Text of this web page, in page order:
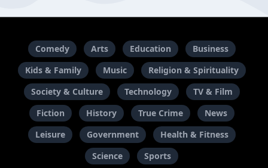
Comedy Arts Education
Business
Kids & Family
Music
Religion & Spirituality
Society & Culture
Technology
TV & Film
Fiction
History True Crime
News
Leisure
Government
Health & Fitness
Science
Sports